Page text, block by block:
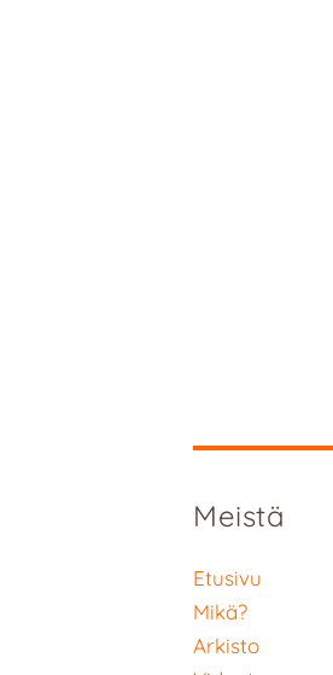
Meistä
Etusivu
Mikä?
Arkisto